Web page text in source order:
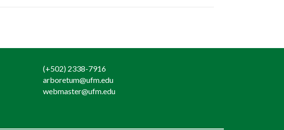
(+502) 2338-7916
arboretum@ufm.edu
webmaster@ufm.edu